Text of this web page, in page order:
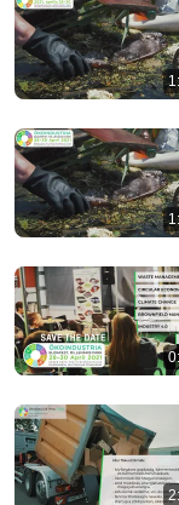
Terminal 6-
cried for 10
Untold Human